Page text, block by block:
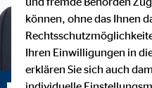
können, ohne das Ihnen
Ihren Einwilligungen in
erklären Sie sich auch